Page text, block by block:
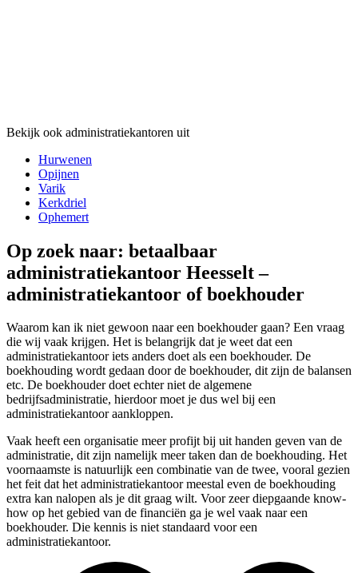
Bekijk ook administratiekantoren uit
Hurwenen
Opijnen
Varik
Kerkdriel
Ophemert
Op zoek naar: betaalbaar
administratiekantoor Heesselt –
administratiekantoor of boekhouder
Waarom kan ik niet gewoon naar een boekhouder gaan? Een vraag
die wij vaak krijgen. Het is belangrijk dat je weet dat een
administratiekantoor iets anders doet als een boekhouder. De
boekhouding wordt gedaan door de boekhouder, dit zijn de balansen
etc. De boekhouder doet echter niet de algemene
bedrijfsadministratie, hierdoor moet je dus wel bij een
administratiekantoor aankloppen.
Vaak heeft een organisatie meer profijt bij uit handen geven van de
administratie, dit zijn namelijk meer taken dan de boekhouding. Het
voornaamste is natuurlijk een combinatie van de twee, vooral gezien
het feit dat het administratiekantoor meestal even de boekhouding
extra kan nalopen als je dit graag wilt. Voor zeer diepgaande know-
how op het gebied van de financiën ga je wel vaak naar een
boekhouder. Die kennis is niet standaard voor een
administratiekantoor.